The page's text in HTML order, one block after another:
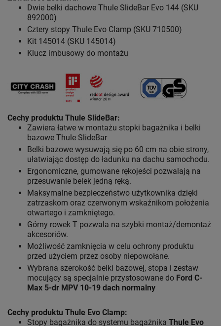
Dwie belki dachowe Thule SlideBar Evo 144 (SKU
892000)
Cztery stopy Thule Evo Clamp (SKU 710500)
Kit 145014 (SKU 145014)
Klucz imbusowy do montażu
Cechy produktu Thule SlideBar:
Zawiera łatwe w montażu stopki bagażnika i belki
bazowe Thule SlideBar
Belki bazowe wysuwają się po 60 cm na obie strony,
ułatwiając dostęp do ładunku na dachu samochodu.
Ergonomiczne, gumowane rękojeści pozwalają na
przesuwanie belek jedną ręką.
Maksymalne bezpieczeństwo użytkownika dzięki
zatrzaskom oraz czerwonym wskaźnikom położenia
otwartego i zamkniętego.
Górny rowek T pozwala na szybki montaż/demontaż
akcesoriów.
Możliwość zamknięcia w celu ochrony produktu
przed użyciem przez osoby niepowołane.
Wybrana szerokość belki bazowej, stopa i zestaw
mocujący są specjalnie przystosowane do Ford C-
Max 5-dr MPV 10-19 dach normalny
Cechy produktu Thule Evo Clamp:
Stopy bagażnika do systemu bagażnika Thule Evo